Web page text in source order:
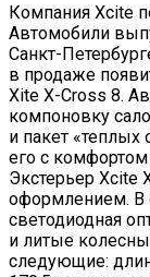
Компания Xcite
Автомобили
Санкт-
в продаже
Xite X-Cross 8.
компоновку
и пакет «теплых
его с
Экстерьер Xcite
оформлением. В
светодиодная
и литые
следующие: